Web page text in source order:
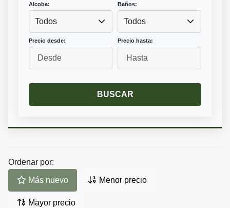
Alcoba:
Todos
Baños:
Todos
Precio desde: Precio hasta:
BUSCAR
Ordenar por:
Más nuevo Menor precio
Mayor precio